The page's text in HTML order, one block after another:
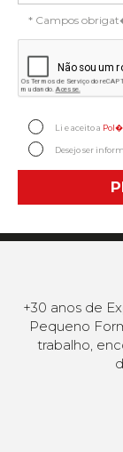
* Campos
Li e aceito a
Desejo ser
+30 anos de
Pequeno
trabalho,